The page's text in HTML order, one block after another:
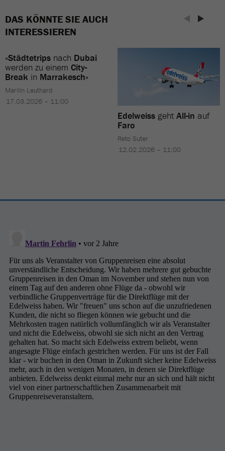
DAS KÖNNTE SIE AUCH
INTERESSIEREN
«Städtetrips nach Dubai
werden zu einem City-
Break in Marrakesch»
Marilin Leuthard
17.03.2026 – 11:00
Edelweiss gehtAll-in auf
Faro
Reto Suter
12.02.2026 – 11:00